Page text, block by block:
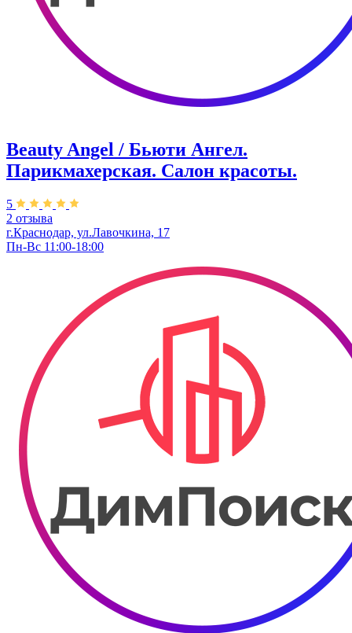
Beauty Angel / Бьюти Ангел.
Парикмахерская. Салон красоты.
5
2 отзыва
г.Краснодар, ул.Лавочкина, 17
Пн-Вс 11:00-18:00